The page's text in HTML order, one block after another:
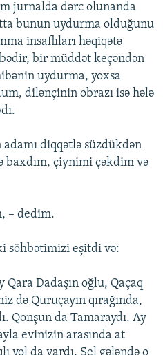
jurnalda dərc olunanda
bunun uydurma olduğunu
insaflıları həqiqətə
bir müddət keçəndən
uydurma, yoxsa
dilənçinin obrazı isə hələ
diqqətlə süzdükdən
baxdım, çiynimi çəkdim və
– dedim.
söhbətimizi eşitdi və:
Qara Dadaşın oğlu, Qaçaq
də Quruçayın qırağında,
Qonşun da Tamaraydı. Ay
evinizin arasında at